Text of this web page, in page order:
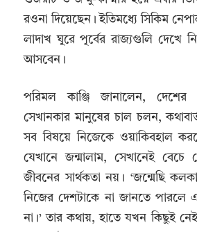
রওনা দিয়েছেন। ইতিমধ্যে সিকিম
লাদাখ ঘুরে পূর্বের রাজ্যগুলি দেখে
আসবেন।
পরিমল কাঞ্জি জানালেন, দেশের
সেখানকার মানুষের চাল চলন,
সব বিষয়ে নিজেকে ওয়াকিবহাল
যেখানে জন্মালাম, সেখানেই বেচে
জীবনের সার্থকতা নয়। ‘জন্মেছি
নিজের দেশটাকে না জানতে পারলে
না।’ তার কথায়, হাতে যখন কিছুই